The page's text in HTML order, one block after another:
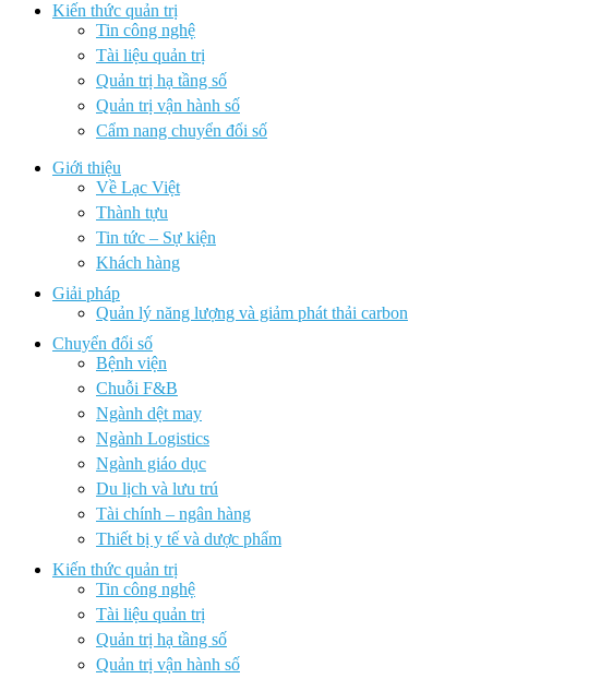
Kiến thức quản trị
Tin công nghệ
Tài liệu quản trị
Quản trị hạ tầng số
Quản trị vận hành số
Cẩm nang chuyển đổi số
Giới thiệu
Về Lạc Việt
Thành tựu
Tin tức – Sự kiện
Khách hàng
Giải pháp
Quản lý năng lượng và giảm phát thải carbon
Chuyển đổi số
Bệnh viện
Chuỗi F&B
Ngành dệt may
Ngành Logistics
Ngành giáo dục
Du lịch và lưu trú
Tài chính – ngân hàng
Thiết bị y tế và dược phẩm
Kiến thức quản trị
Tin công nghệ
Tài liệu quản trị
Quản trị hạ tầng số
Quản trị vận hành số